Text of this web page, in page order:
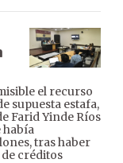
el recurso
supuesta estafa,
Farid Yinde Ríos
había
tras haber
créditos